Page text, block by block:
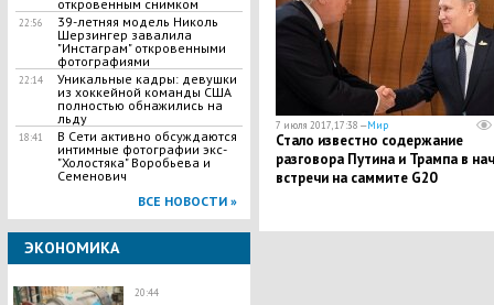
откровенным снимком
22:56
39-летняя модель Николь
Шерзингер завалила
"Инстаграм" откровенными
фотографиями
22:14
​Уникальные кадры: девушки
из хоккейной команды США
полностью обнажились на
льду
18:41
В Сети активно обсуждаются
интимные фотографии экс-
"Холостяка" Воробьева и
Семенович
ВСЕ НОВОСТИ »
ЭКОНОМИКА
20:44
7 июля 2017, 17:38 —Мир
Стало известно содержание
разговора Путина и Трампа в
встречи на саммите G20